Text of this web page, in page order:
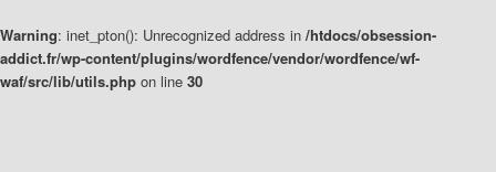
Warning: inet_pton(): Unrecognized address in /htdocs/obsession-
addict.fr/wp-content/plugins/wordfence/vendor/wordfence/wf-
waf/src/lib/utils.php on line 30